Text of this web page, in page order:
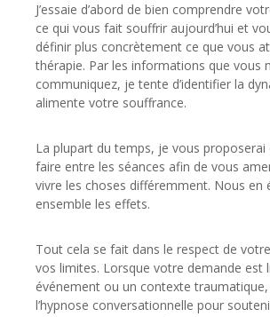
J’essaie d’abord de bien comprendre
ce qui vous fait souffrir aujourd’hui et
définir plus concrètement ce que vous
thérapie. Par les informations que vous
communiquez, je tente d’identifier la
alimente votre souffrance.
La plupart du temps, je vous proposerai
faire entre les séances afin de vous
vivre les choses différemment. Nous en
ensemble les effets.
Tout cela se fait dans le respect de
vos limites. Lorsque votre demande est
événement ou un contexte traumatique,
l’hypnose conversationnelle pour